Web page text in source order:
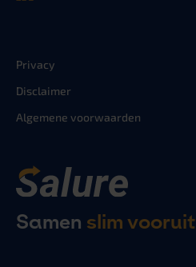
Privacy
Disclaimer
Algemene voorwaarden
Samen slim vooruit